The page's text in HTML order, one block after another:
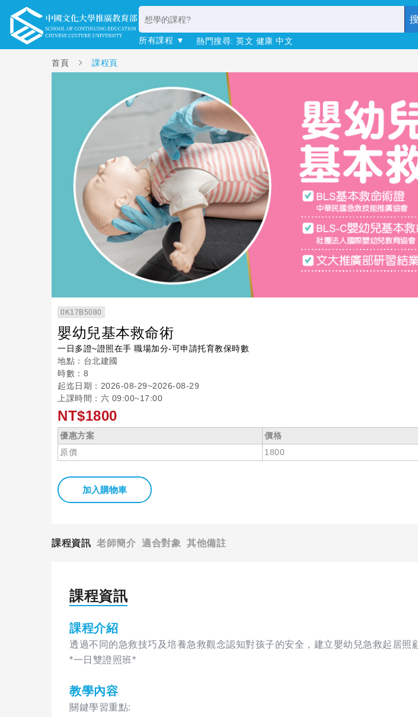
所有課程 ▼ 熱門搜尋: 英文 健康 中文
首頁 課程頁
0K17B5080
嬰幼兒基本救命術
一日多證~證照在手 職場加分-可申請托育教保時數
地點：台北建國
時數：8
起迄日期：2026-08-29~2026-08-29
上課時間：六 09:00~17:00
NT$1800
優惠方案 價格
原價
1800
加入購物車
課程資訊 老師簡介 適合對象 其他備註
課程資訊
課程介紹
透過不同的急救技巧及培養急救觀念認知對孩子的安全，建立嬰幼兒急救起居照
*一日雙證照班*
教學內容
關鍵學習重點: